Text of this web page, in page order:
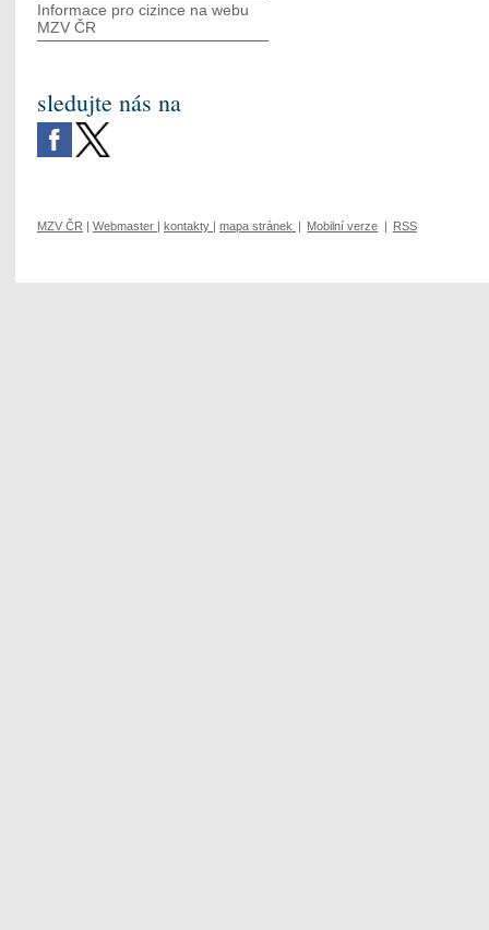
Informace pro cizince na webu
MZV ČR
sledujte nás na
MZV ČR | Webmaster | kontakty | mapa stránek | Mobilní verze | RSS